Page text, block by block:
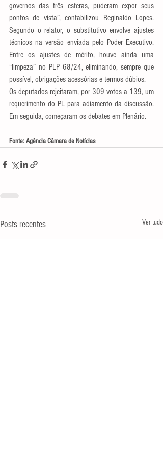
governos das três esferas, puderam expor seus
pontos de vista”, contabilizou Reginaldo Lopes.
Segundo o relator, o substitutivo envolve ajustes
técnicos na versão enviada pelo Poder Executivo.
Entre os ajustes de mérito, houve ainda uma
“limpeza” no PLP 68/24, eliminando, sempre que
possível, obrigações acessórias e termos dúbios.
Os deputados rejeitaram, por 309 votos a 139, um
requerimento do PL para adiamento da discussão.
Em seguida, começaram os debates em Plenário.
Fonte: Agência Câmara de Notícias
Posts recentes Ver tudo